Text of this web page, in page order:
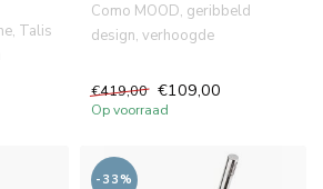
Talis
Como MOOD, geribbeld
design, verhoogde
goud kleur....
€419,00 €109,00
Op voorraad
-33%